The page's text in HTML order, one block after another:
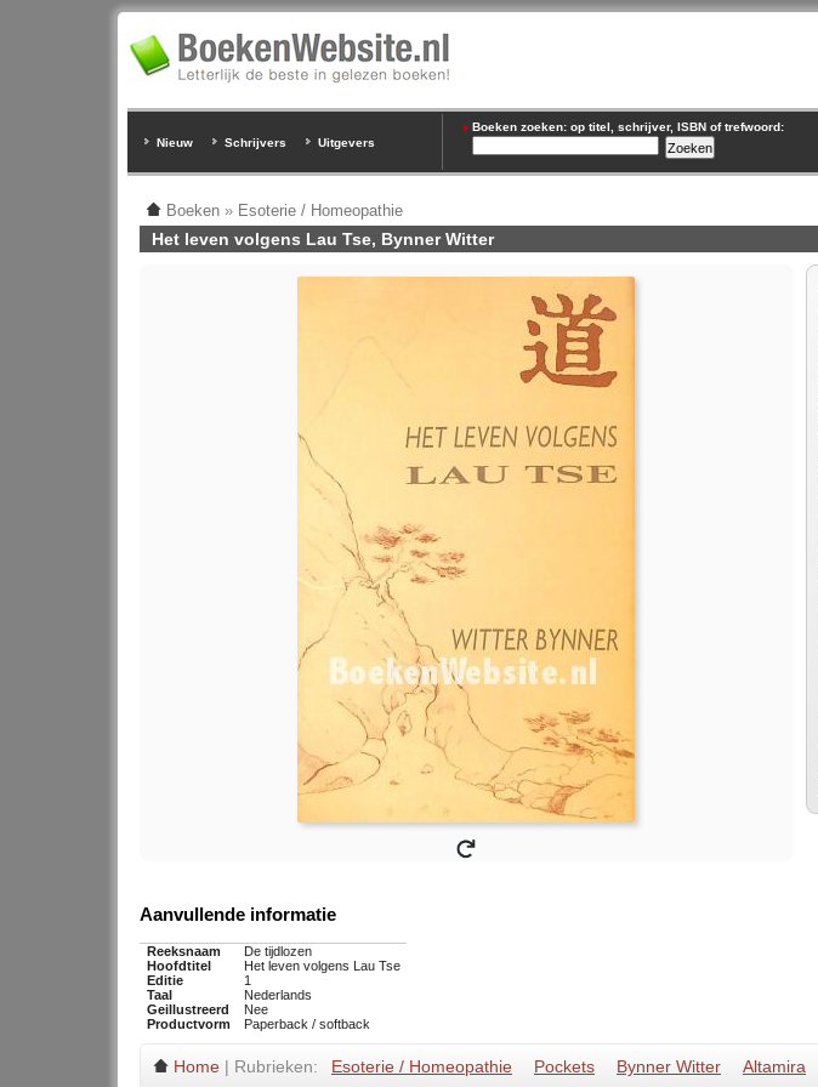
Nieuw Schrijvers Uitgevers
Boeken zoeken: op titel, schrijver, ISBN of trefwoord:
Boeken » Esoterie / Homeopathie
Het leven volgens Lau Tse, Bynner Witter
Aanvullende informatie
Reeksnaam
De tijdlozen
Hoofdtitel
Het leven volgens Lau Tse
Editie
1
Taal
Nederlands
Geillustreerd
Nee
Productvorm
Paperback / softback
Home | Rubrieken: Esoterie / Homeopathie Pockets Bynner Witter Altamira